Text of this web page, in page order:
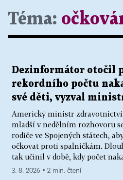
Téma:
Dezinformátor otočil
rekordního počtu
své děti, vyzval
Americký ministr zdravotnictví
mladší v nedělním rozhovoru
rodiče ve Spojených státech,
očkovat proti spalničkám.
tak učinil v době, kdy počet
3. 8. 2026 ▪ 2 min. čtení